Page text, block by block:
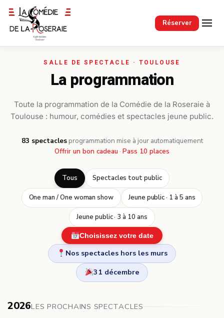
Réserver
Passer au contenu principal
La programmation
Toute la programmation de la Comédie de la Roseraie à
Toulouse : humour, comédies et spectacles jeune public.
83 spectacles· programmation mise à jour automatiquement
Offrir un bon cadeau · Pass 10 places
Tous Spectacles tout public
One man / One woman show Jeune public · 1 à 5 ans
Jeune public · 3 à 10 ans
Choisissez votre date
Nos spectacles hors les murs
31 décembre
2026LES PROCHAINS SPECTACLES